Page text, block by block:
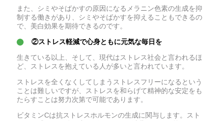
また、シミやそばかすの原因になるメラニン色素の生成を抑
制する働きがあり、シミやそばかすを抑えることもできるの
で、美白効果を期待できるのです。
②ストレス軽減で心身ともに元気な毎日を
生きている以上、そして、現代はストレス社会と言われるほ
ど、ストレスを抱えている人が多いと言われています。
ストレスを全くなくしてしまうストレスフリーになるという
ことは難しいですが、ストレスを和らげて精神的な安定をも
たらすことは努力次第で可能であります。
ビタミンCは抗ストレスホルモンの生成に関与します。スト